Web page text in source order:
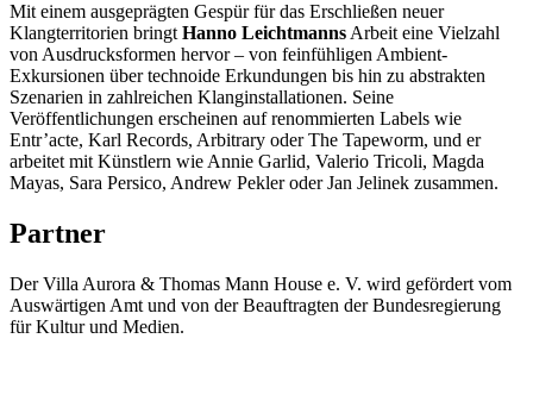
Mit einem ausgeprägten Gespür für das Erschließen neuer
Klangterritorien bringt Hanno Leichtmanns Arbeit eine Vielzahl
von Ausdrucksformen hervor – von feinfühligen Ambient-
Exkursionen über technoide Erkundungen bis hin zu abstrakten
Szenarien in zahlreichen Klanginstallationen. Seine
Veröffentlichungen erscheinen auf renommierten Labels wie
Entr’acte, Karl Records, Arbitrary oder The Tapeworm, und er
arbeitet mit Künstlern wie Annie Garlid, Valerio Tricoli, Magda
Mayas, Sara Persico, Andrew Pekler oder Jan Jelinek zusammen.
Partner
Der Villa Aurora & Thomas Mann House e. V. wird gefördert vom
Auswärtigen Amt und von der Beauftragten der Bundesregierung
für Kultur und Medien.